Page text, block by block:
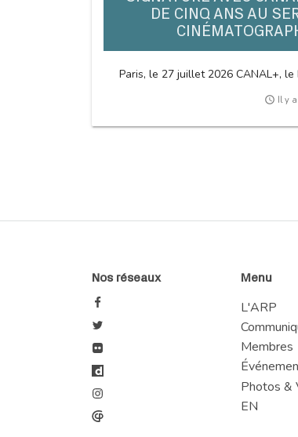
DE CINQ ANS AU
Paris, le 27 juillet 2026 CANAL+, le
access_time Il y
Nos réseaux Menu
L'ARP
Membres
Photos &
EN